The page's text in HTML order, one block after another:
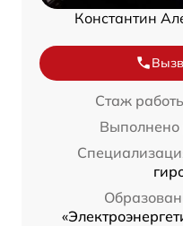
Константин
Стаж
Выполнено